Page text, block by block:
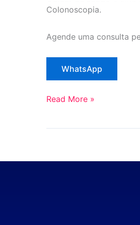
Colonoscopia.
Agende uma consulta
WhatsApp
Read More »